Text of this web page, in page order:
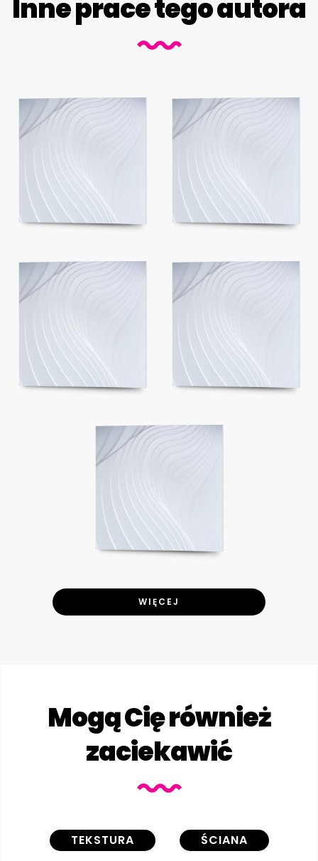
Inne prace tego autora
WIĘCEJ
Mogą Cię również
zaciekawić
TEKSTURA ŚCIANA